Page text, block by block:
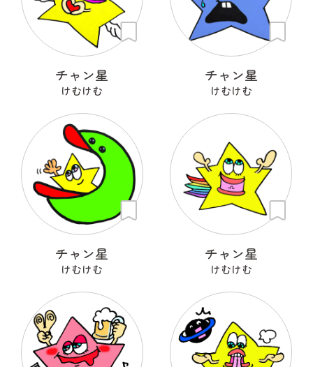
チャン星
けむけむ
チャン星
けむけむ
チャン星
けむけむ
チャン星
けむけむ